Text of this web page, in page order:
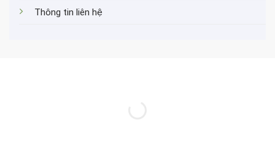
Thông tin liên hệ